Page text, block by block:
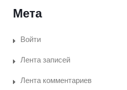
Мета
Войти
Лента записей
Лента комментариев